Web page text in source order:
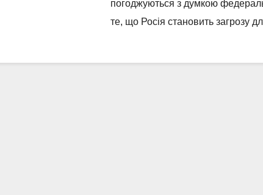
погоджуються з думкою
те, що Росія становить загрозу